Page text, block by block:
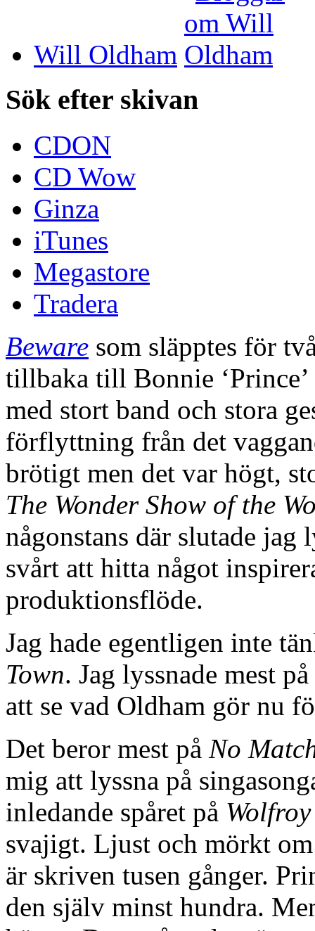
Will Oldham
Sök efter skivan
CDON
CD Wow
Ginza
iTunes
Megastore
Tradera
Beware som släpptes för
tillbaka till Bonnie
med stort band och stora
förflyttning från det
brötigt men det var högt,
The Wonder Show of the
någonstans där slutade jag
svårt att hitta något
produktionsflöde.
Jag hade egentligen inte
Town. Jag lyssnade mest
att se vad Oldham gör nu
Det beror mest på No
mig att lyssna på
inledande spåret på
svajigt. Ljust och mörkt
är skriven tusen gånger.
den själv minst hundra.